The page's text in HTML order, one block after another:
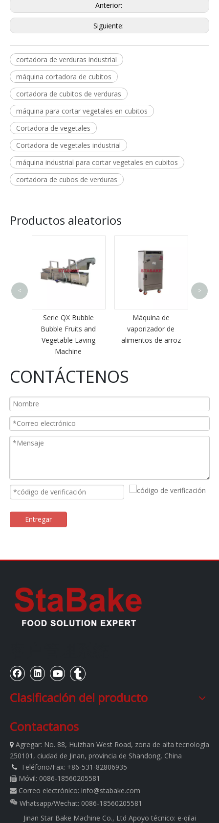
Anterior:
Siguiente:
cortadora de verduras industrial
máquina cortadora de cubitos
cortadora de cubitos de verduras
máquina para cortar vegetales en cubitos
Cortadora de vegetales
Cortadora de vegetales industrial
máquina industrial para cortar vegetales en cubitos
cortadora de cubos de verduras
Productos aleatorios
Serie QX Bubble
Bubble Fruits and
Vegetable Laving
Machine
Máquina de
vaporizador de
alimentos de arroz
< >
CONTÁCTENOS
Entregar
Clasificación del producto
Contactanos
 Agregar: No. 88, Huizhan West Road, zona de alta tecnología
250101, ciudad de Jinan, provincia de Shandong, China
 Teléfono/Fax: +86-531-82806935
 Móvil: 0086-18560205581
 Correo electrónico: info@stabake.com
Whatsapp/Wechat: 0086-18560205581
Jinan Star Bake Machine Co., Ltd Apoyo técnico: e-qilai